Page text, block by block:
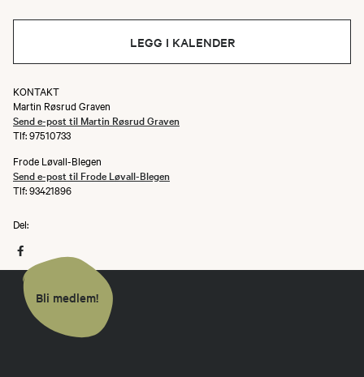
LEGG I KALENDER
KONTAKT
Martin Røsrud Graven
Send e-post til Martin Røsrud Graven
Tlf: 97510733
Frode Løvall-Blegen
Send e-post til Frode Løvall-Blegen
Tlf: 93421896
Del:
Bli medlem!